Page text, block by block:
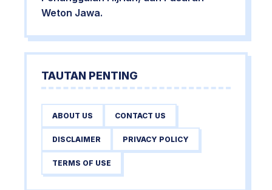
Weton Jawa.
TAUTAN PENTING
ABOUT US CONTACT US
DISCLAIMER PRIVACY POLICY
TERMS OF USE